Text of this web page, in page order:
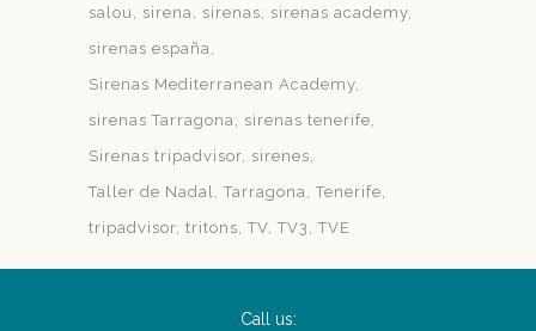
salou
sirena sirenas
sirenas academy
sirenas españa
Sirenas Mediterranean Academy
sirenas Tarragona
sirenas tenerife
Sirenas tripadvisor sirenes
Taller de Nadal Tarragona Tenerife
tripadvisor tritons TV TV3 TVE
Call us: